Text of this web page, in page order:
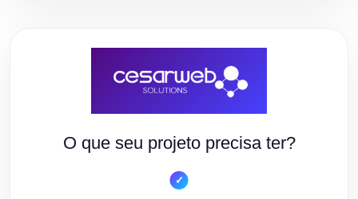
O que seu projeto precisa ter?